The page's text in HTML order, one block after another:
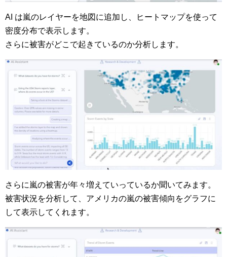
AI は嵐のレイヤーを地図に追加し、ヒートマップを使って
密度分布で表示します。
さらに被害がどこで起きているのか分析します。
さらに嵐の被害が年々増えていっているか聞いてみます。
被害状況を分析して、アメリカの嵐の被害傾向をグラフに
して表示してくれます。